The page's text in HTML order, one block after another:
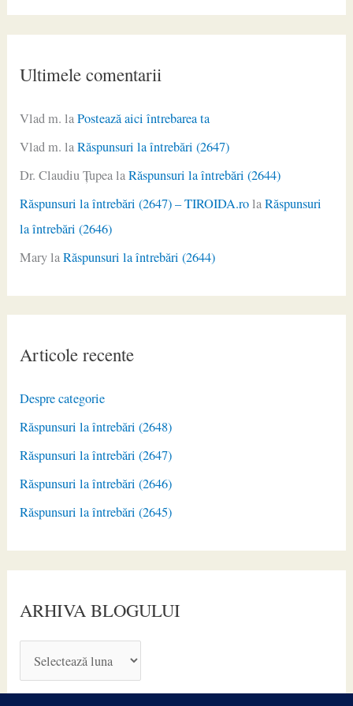
Ultimele comentarii
Vlad m. laPostează aici întrebarea ta
Vlad m. laRăspunsuri la întrebări (2647)
Dr. Claudiu ŢupealaRăspunsuri la întrebări (2644)
Răspunsuri la întrebări (2647) – TIROIDA.rolaRăspunsuri
la întrebări (2646)
MarylaRăspunsuri la întrebări (2644)
Articole recente
Despre categorie
Răspunsuri la întrebări (2648)
Răspunsuri la întrebări (2647)
Răspunsuri la întrebări (2646)
Răspunsuri la întrebări (2645)
ARHIVA BLOGULUI
R